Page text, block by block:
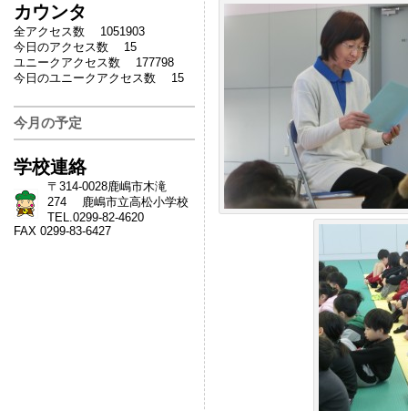
カウンタ
全アクセス数 1051903
今日のアクセス数 15
ユニークアクセス数 177798
今日のユニークアクセス数 15
今月の予定
学校連絡
〒314-0028鹿嶋市木滝
274 鹿嶋市立高松小学校
TEL.0299-82-4620
FAX 0299-83-6427